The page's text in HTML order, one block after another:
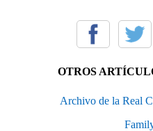
OTROS
Archivo de la Real